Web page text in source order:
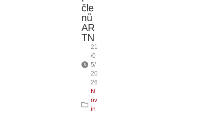
čle
nů
AR
TN
21
/0
5/
20
26
N
ov
in